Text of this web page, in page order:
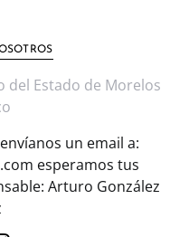
del Estado de Morelos
un email a:
esperamos tus
Arturo González